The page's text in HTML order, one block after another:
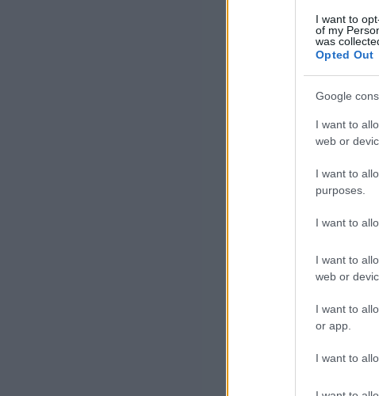
I want to
of my
was
Opted Out
Google
I want to
web or
I want to
purposes.
I want to
I want to
web or
I want to
or app.
I want to